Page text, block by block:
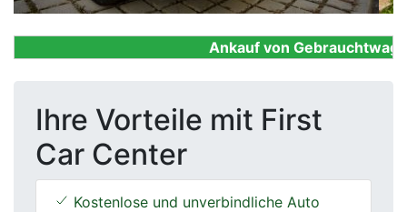
Ankauf von
Ihre Vorteile mit First
Car Center
Kostenlose und unverbindliche Auto